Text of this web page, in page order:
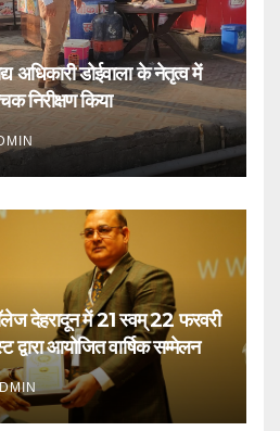
अधिकारी डोईवाला के नेतृत्व में
निरीक्षण किया
देहरादून में 21 स्वम् 22 फरवरी
आयोजित वार्षिक सम्मेलन